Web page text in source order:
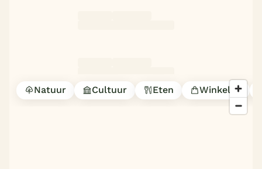
Natuur Cultuur Eten Winkelen